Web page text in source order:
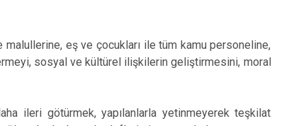
eş ve çocukları ile tüm kamu personeline,
sosyal ve kültürel ilişkilerin geliştirmesini, moral
ileri götürmek, yapılanlarla yetinmeyerek teşkilat